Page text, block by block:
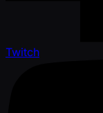
Twitch